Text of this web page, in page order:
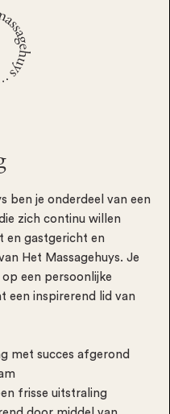
ben je onderdeel van een
zich continu willen
en gastgericht en
Het Massagehuys. Je
een persoonlijke
een inspirerend lid van
met succes afgerond
frisse uitstraling